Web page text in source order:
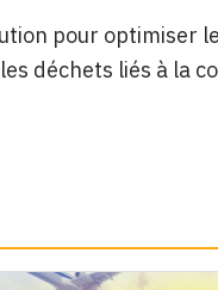
pour optimiser
déchets liés à la